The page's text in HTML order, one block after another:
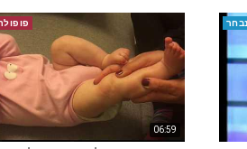
נבחר
06:59